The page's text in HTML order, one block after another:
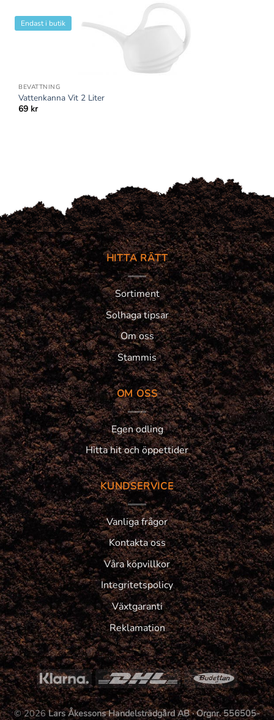
Endast i butik
BEVATTNING
Vattenkanna Vit 2 Liter
69 kr
HITTA RÄTT
Sortiment
Solhaga tipsar
Om oss
Stammis
OM OSS
Egen odling
Hitta hit och öppettider
KUNDSERVICE
Vanliga frågor
Kontakta oss
Våra köpvillkor
Integritetspolicy
Växtgaranti
Reklamation
© 2026Lars Åkessons Handelsträdgård AB · Orgnr. 556505-